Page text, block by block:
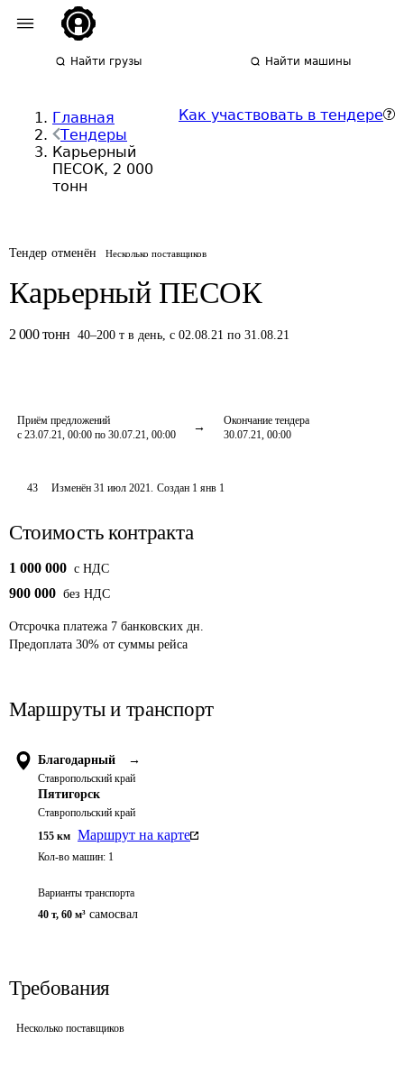
Найти грузы Найти машины
Главная
Тендеры
Карьерный
ПЕСОК, 2 000
тонн
Как участвовать в тендере
Тендер отменён Несколько поставщиков
Карьерный ПЕСОК
2 000 тонн 40–200 т в день, с 02.08.21 по 31.08.21
Приём предложений
с 23.07.21, 00:00 по 30.07.21, 00:00
Окончание тендера
30.07.21, 00:00
43 Изменён31 июл 2021. Создан 1 янв 1
Стоимость контракта
1 000 000 c НДС
900 000 без НДС
Отсрочка платежа 7 банковских дн.
Предоплата 30% от суммы рейса
Маршруты и транспорт
Благодарный →
Ставропольский край
Пятигорск
Ставропольский край
155 км Маршрут на карте
Кол-во машин: 1
Варианты транспорта
40 т, 60 м³ самосвал
Требования
Несколько поставщиков